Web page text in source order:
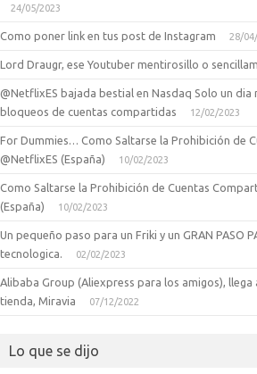
24/05/2023
Como poner link en tus post de Instagram 28/
Lord Draugr, ese Youtuber mentirosillo o
@NetflixES bajada bestial en Nasdaq Solo un dia
bloqueos de cuentas compartidas
12/02/2023
For Dummies… Como Saltarse la Prohibición de
@NetflixES (España)
10/02/2023
Como Saltarse la Prohibición de Cuentas
(España)
10/02/2023
Un pequeño paso para un Friki y un GRAN PASO
tecnologica.
02/02/2023
Alibaba Group (Aliexpress para los amigos), llega
tienda, Miravia
07/12/2022
Lo que se dijo